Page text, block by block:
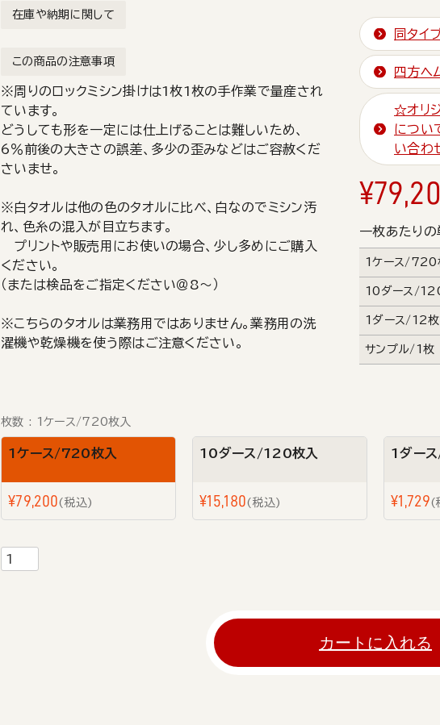
在庫や納期に関して
この商品の注意事項
※周りのロックミシン掛けは1枚1枚の手作業で量産され
ています。
どうしても形を一定には仕上げることは難しいため、
6％前後の大きさの誤差、多少の歪みなどはご容赦くだ
さいませ。
※白タオルは他の色のタオルに比べ、白なのでミシン汚
れ、色糸の混入が目立ちます。
プリントや販売用にお使いの場合、少し多めにご購入
ください。
（または検品をご指定ください＠8～）
※こちらのタオルは業務用ではありません。業務用の洗
濯機や乾燥機を使う際はご注意ください。
同タイ
四方ヘ
☆オリ
につい
い合わ
¥
一枚あたりの
1ケース/720
10ダース/
1ダース/12枚
サンプル/1枚
枚数 1ケース/720枚入
1ケース/720枚入
¥79,200 税込
10ダース/120枚入
¥15,180 税込
1ダー
¥1,729
カートに入れる